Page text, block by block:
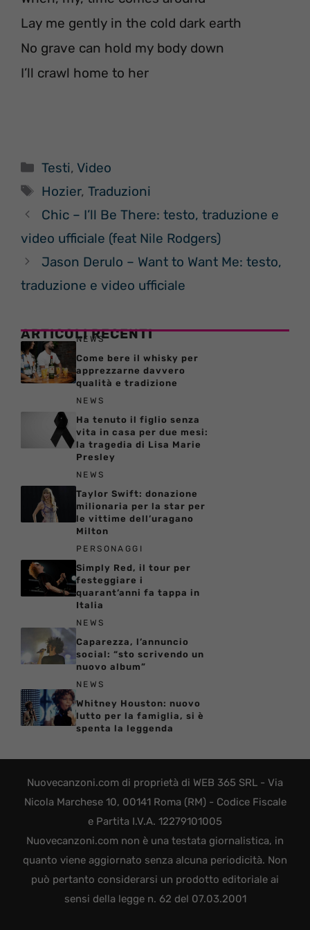
Lay me gently in the cold dark earth
No grave can hold my body down
I’ll crawl home to her
Categorie
Testi,Video
Tag
Hozier,Traduzioni
Chic – I’ll Be There: testo, traduzione e
video ufficiale (feat Nile Rodgers)
Jason Derulo – Want to Want Me: testo,
traduzione e video ufficiale
ARTICOLI RECENTI
NEWS
Come bere il whisky per
apprezzarne davvero
qualità e tradizione
NEWS
Ha tenuto il figlio senza
vita in casa per due mesi:
la tragedia di Lisa Marie
Presley
NEWS
Taylor Swift: donazione
milionaria per la star per
le vittime dell’uragano
Milton
PERSONAGGI
Simply Red, il tour per
festeggiare i
quarant’anni fa tappa in
Italia
NEWS
Caparezza, l’annuncio
social: “sto scrivendo un
nuovo album”
NEWS
Whitney Houston: nuovo
lutto per la famiglia, si è
spenta la leggenda
Nuovecanzoni.com di proprietà di WEB 365 SRL - Via
Nicola Marchese 10, 00141 Roma (RM) - Codice Fiscale
e Partita I.V.A. 12279101005
Nuovecanzoni.com non è una testata giornalistica, in
quanto viene aggiornato senza alcuna periodicità. Non
può pertanto considerarsi un prodotto editoriale ai
sensi della legge n. 62 del 07.03.2001